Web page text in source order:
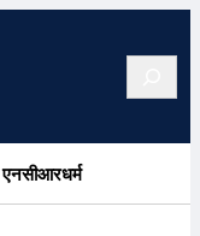
एनसीआरधर्म